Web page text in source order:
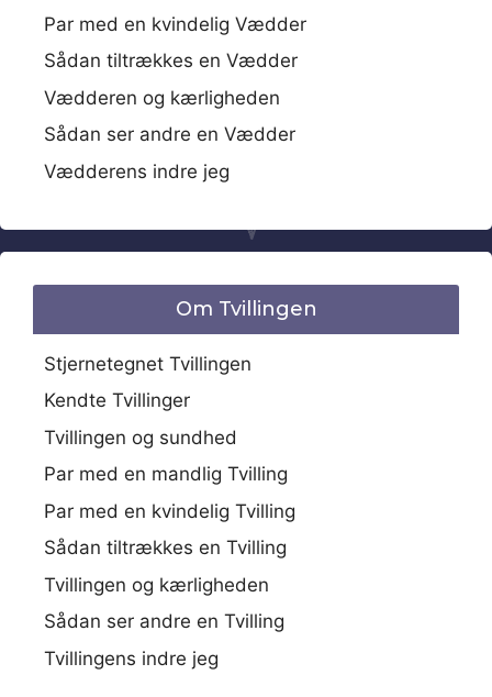
Par med en kvindelig Vædder
Sådan tiltrækkes en Vædder
Vædderen og kærligheden
Sådan ser andre en Vædder
Vædderens indre jeg
Om Tvillingen
Stjernetegnet Tvillingen
Kendte Tvillinger
Tvillingen og sundhed
Par med en mandlig Tvilling
Par med en kvindelig Tvilling
Sådan tiltrækkes en Tvilling
Tvillingen og kærligheden
Sådan ser andre en Tvilling
Tvillingens indre jeg